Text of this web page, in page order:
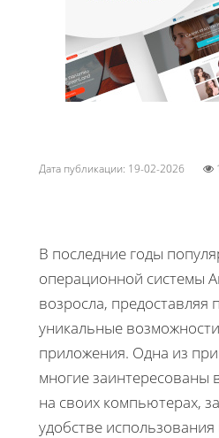
Дата публикации: 19-02-2026
В последние годы
операционной системы
возросла, предоставляя
уникальные
приложения. Одна из
многие заинтересованы
на своих компьютерах,
удобстве